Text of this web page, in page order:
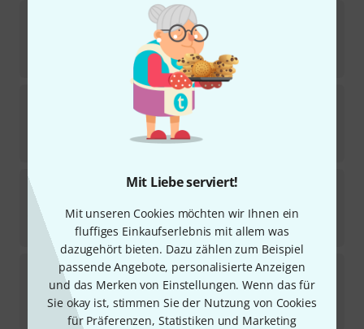
Mit Liebe serviert!
Mit unseren Cookies möchten wir Ihnen ein
fluffiges Einkaufserlebnis mit allem was
dazugehört bieten. Dazu zählen zum Beispiel
passende Angebote, personalisierte Anzeigen
und das Merken von Einstellungen. Wenn das für
Sie okay ist, stimmen Sie der Nutzung von Cookies
für Präferenzen, Statistiken und Marketing
Thomann TPSA1 Leather
4
Sofort lieferbar
TMM2 Timpani mallet
3
Sofort lieferbar
Thomann TMB4 Timpani mallet
Sofort lieferbar
29€
ThomannTPSA3 Felt hard
1
Sofort lieferbar
59€